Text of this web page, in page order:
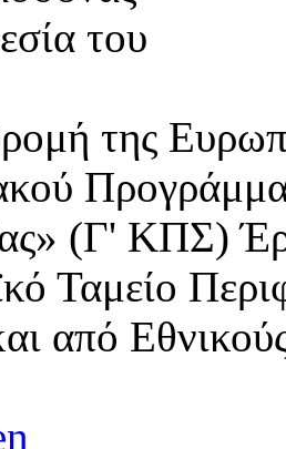
της
(Γ' ΚΠΣ)
Ταμείο
από